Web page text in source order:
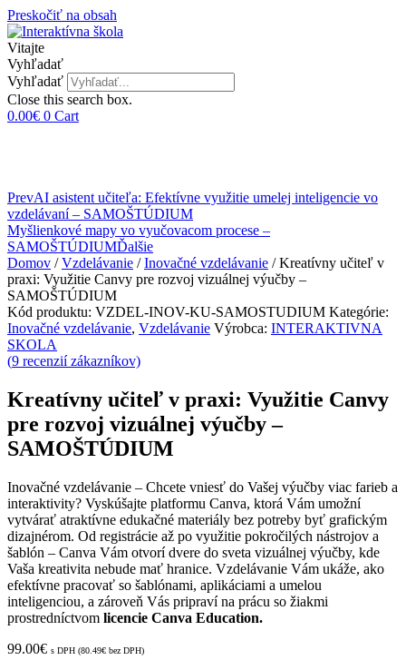
Preskočiť na obsah
Vitajte
Vyhľadať
Vyhľadať
Close this search box.
0.00€ 0 Cart
PrevAI asistent učiteľa: Efektívne využitie umelej inteligencie vo
vzdelávaní – SAMOŠTÚDIUM
Myšlienkové mapy vo vyučovacom procese –
SAMOŠTÚDIUMĎalšie
Domov /Vzdelávanie /Inovačné vzdelávanie / Kreatívny učiteľ v
praxi: Využitie Canvy pre rozvoj vizuálnej výučby –
SAMOŠTÚDIUM
Kód produktu: VZDEL-INOV-KU-SAMOSTUDIUM Kategórie:
Inovačné vzdelávanie, Vzdelávanie Výrobca: INTERAKTIVNA
SKOLA
(9 recenzií zákazníkov)
Kreatívny učiteľ v praxi: Využitie Canvy
pre rozvoj vizuálnej výučby –
SAMOŠTÚDIUM
Inovačné vzdelávanie – Chcete vniesť do Vašej výučby viac farieb a
interaktivity? Vyskúšajte platformu Canva, ktorá Vám umožní
vytvárať atraktívne edukačné materiály bez potreby byť grafickým
dizajnérom. Od registrácie až po využitie pokročilých nástrojov a
šablón – Canva Vám otvorí dvere do sveta vizuálnej výučby, kde
Vaša kreativita nebude mať hranice. Vzdelávanie Vám ukáže, ako
efektívne pracovať so šablónami, aplikáciami a umelou
inteligenciou, a zároveň Vás pripraví na prácu so žiakmi
prostredníctvom licencie Canva Education.
99.00€ s DPH (80.49€ bez DPH)